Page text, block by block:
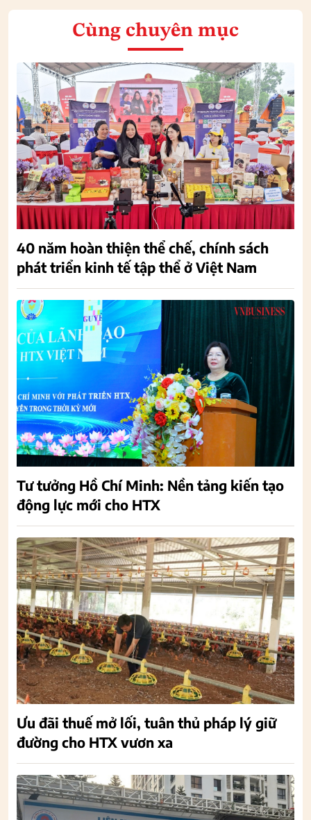
Cùng chuyên mục
40 năm hoàn thiện thể chế, chính sách
phát triển kinh tế tập thể ở Việt Nam
Tư tưởng Hồ Chí Minh: Nền tảng kiến tạo
động lực mới cho HTX
Ưu đãi thuế mở lối, tuân thủ pháp lý giữ
đường cho HTX vươn xa